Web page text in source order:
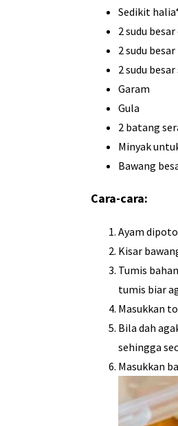
Sedikit
2 sudu
2 sudu
2 sudu
Garam
Gula
2 batang
Minyak
Bawang
Cara-cara:
Ayam
Kisar
Tumis
tumis biar
Masukkan
Bila dah
sehingga
Masukkan